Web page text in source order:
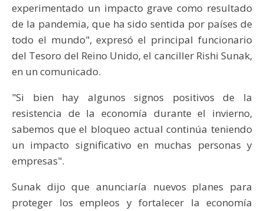
experimentado un impacto grave como resultado
de la pandemia, que ha sido sentida por países de
todo el mundo", expresó el principal funcionario
del Tesoro del Reino Unido, el canciller Rishi Sunak,
en un comunicado.
"Si bien hay algunos signos positivos de la
resistencia de la economía durante el invierno,
sabemos que el bloqueo actual continúa teniendo
un impacto significativo en muchas personas y
empresas".
Sunak dijo que anunciaría nuevos planes para
proteger los empleos y fortalecer la economía